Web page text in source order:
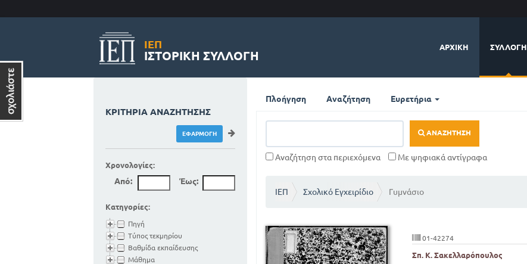
ΙΕΠ
ΙΣΤΟΡΙΚΉ ΣΥΛΛΟΓΉ
ΑΡΧΙΚΉ ΣΥΛΛΟΓΉ
Πλοήγηση Αναζήτηση Ευρετήρια
ΑΝΑΖΉΤΗΣΗ
Αναζήτηση στα περιεχόμενα Με ψηφιακά αντίγραφα
ΙΕΠ Σχολικό Εγχειρίδιο Γυμνάσιο
01-42274
Σπ. Κ. Σακελλαρόπουλος
ΚΡΙΤΉΡΙΑ ΑΝΑΖΉΤΗΣΗΣ
Χρονολογίες:
Από: Έως:
Κατηγορίες:
Πηγή
Τύπος τεκμηρίου
Βαθμίδα εκπαίδευσης
Μάθημα